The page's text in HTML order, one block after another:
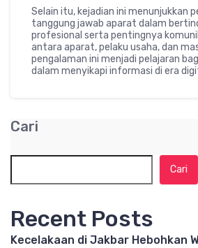
Selain itu, kejadian ini menunjukkan
tanggung jawab aparat dalam
profesional serta pentingnya
antara aparat, pelaku usaha, dan
pengalaman ini menjadi pelajaran
dalam menyikapi informasi di era
Cari
Cari
Recent Posts
Kecelakaan di Jakbar Hebohkan